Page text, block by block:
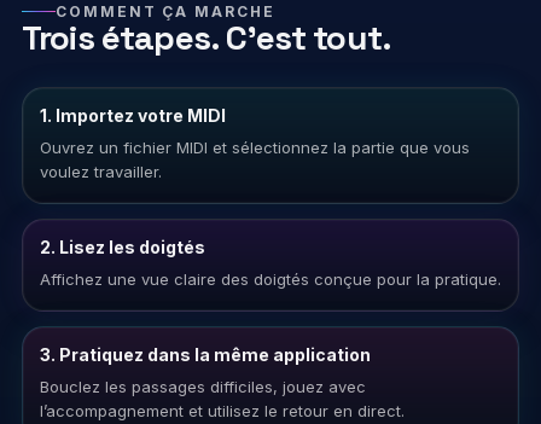
COMMENT ÇA MARCHE
Trois étapes. C’est tout.
1. Importez votre MIDI
Ouvrez un fichier MIDI et sélectionnez la partie que vous
voulez travailler.
2. Lisez les doigtés
Affichez une vue claire des doigtés conçue pour la pratique.
3. Pratiquez dans la même application
Bouclez les passages difficiles, jouez avec
l’accompagnement et utilisez le retour en direct.